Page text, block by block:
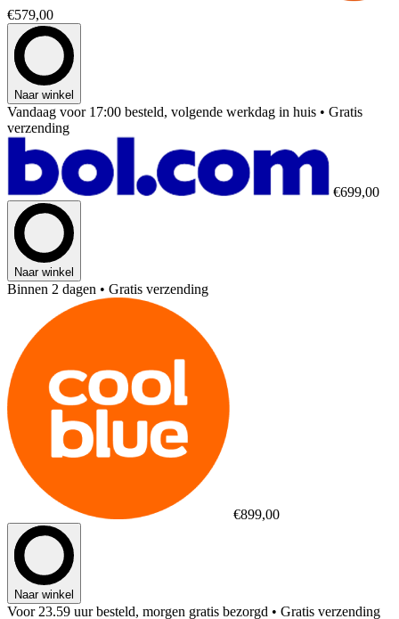
€579,00
Naar winkel
Vandaag voor 17:00 besteld, volgende werkdag in huis • Gratis
verzending
€699,00
Naar winkel
Binnen 2 dagen • Gratis verzending
€899,00
Naar winkel
Voor 23.59 uur besteld, morgen gratis bezorgd • Gratis verzending